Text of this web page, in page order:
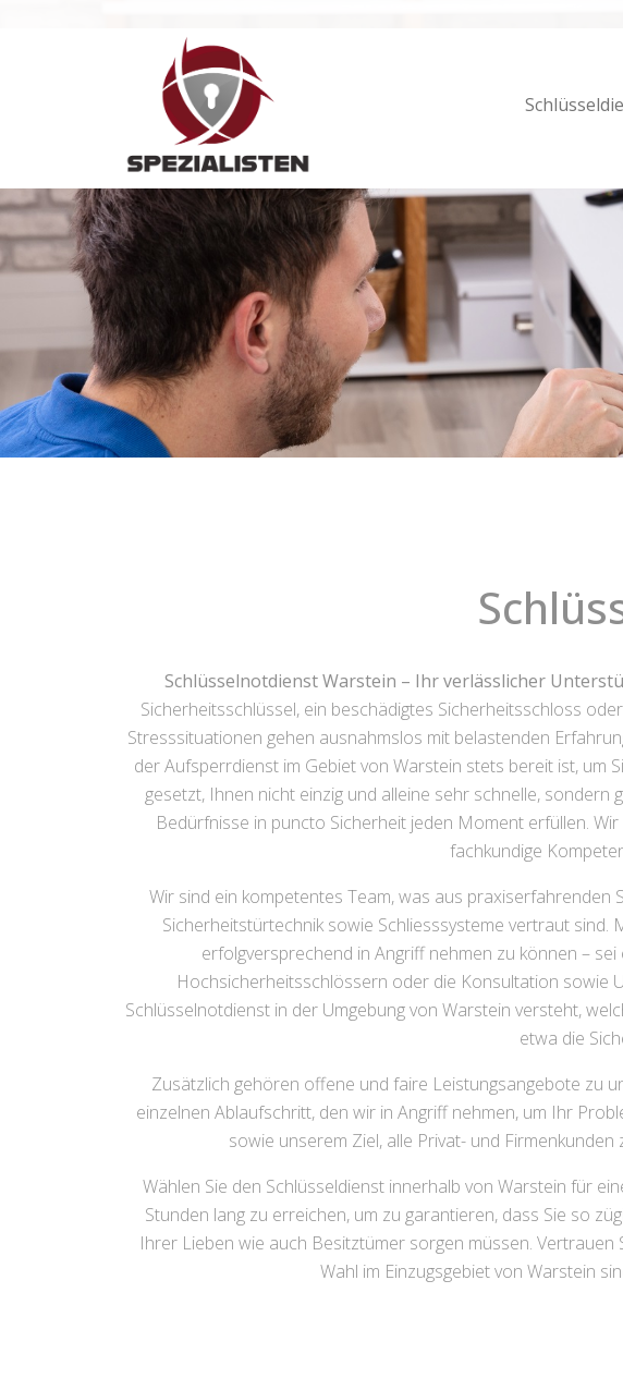
Hauptnavigation
Schlüsselnotdienst Warstein – Ihr verlässlicher
Sicherheitsschlüssel, ein beschädigtes Sicherheitsschloss
Stresssituationen gehen ausnahmslos mit belastenden
der Aufsperrdienst im Gebiet von Warstein stets bereit ist, um
gesetzt, Ihnen nicht einzig und alleine sehr schnelle,
Bedürfnisse in puncto Sicherheit jeden Moment erfüllen.
fachkundige
Wir sind ein kompetentes Team, was aus
Sicherheitstürtechnik sowie Schliesssysteme vertraut
erfolgversprechend in Angriff nehmen zu können –
Hochsicherheitsschlössern oder die Konsultation sowie
Schlüsselnotdienst in der Umgebung von Warstein versteht,
etwa die
Zusätzlich gehören offene und faire Leistungsangebote zu
einzelnen Ablaufschritt, den wir in Angriff nehmen, um Ihr
sowie unserem Ziel, alle Privat- und
Wählen Sie den Schlüsseldienst innerhalb von Warstein für
Stunden lang zu erreichen, um zu garantieren, dass Sie so
Ihrer Lieben wie auch Besitztümer sorgen müssen.
Wahl im Einzugsgebiet von Warstein